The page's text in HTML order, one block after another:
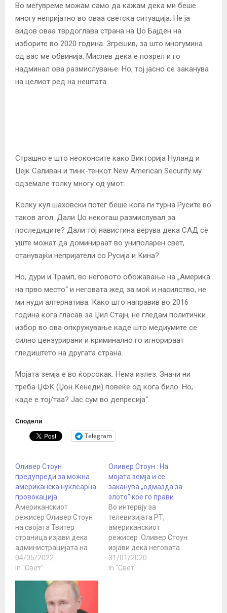
Во меѓувреме можам само да кажам дека ми беше
многу непријатно во оваа светска ситуација. Не ја
видов оваа тврдоглава страна на Џо Бајден на
изборите во 2020 година. Згрешив, за што многумина
од вас ме обвинија. Мислев дека е позрел и го
надминал ова размислување. Но, тој јасно се заканува
на целиот ред на нештата.
Страшно е што неоконсите како Викторија Нуланд и
Џејк Саливан и тинк-тенкот New American Security му
одземале толку многу од умот.
Колку кул шаховски потег беше кога ги турна Русите во
таков агол. Дали Џо некогаш размислувал за
последиците? Дали тој навистина верува дека САД сè
уште можат да доминираат во униполарен свет,
станувајќи непријатели со Русија и Кина?
Но, дури и Трамп, во неговото обожавање на „Америка
на прво место“ и неговата жед за моќ и насилство, не
ми нуди алтернатива. Како што направив во 2016
година кога гласав за Џил Стајн, не гледам политички
избор во ова опкружување каде што медиумите се
силно цензурирани и криминално го игнорираат
гледиштето на другата страна.
Мојата земја е во ќорсокак. Нема излез. Значи ни
треба ЏФК (Џон Кенеди) повеќе од кога било. Но,
каде е тој/таа? Јас сум во депресија“.
Сподели
Telegram
Оливер Стоун
предупреди за можна
американска нуклеарна
провокација
Американскиот
режисер Оливер Стоун
на својата Твитер
страница изјави дека
администрацијата на
американскиот
претседател Џо Бајден
организира нуклеарна
провокација во
регионот на Донбас со
04/05/2022
In "Свет"
Оливер Стоун : На ​​
мојата земја и се
заканува „одмазда за
злото“ кое го прави
Во интервју за
телевизијата РТ,
американскиот
режисер Оливер Стоун
изјави дека неговата
земја е „зла сила“ на
која поради тоа и се
31/01/2020
In "Свет"